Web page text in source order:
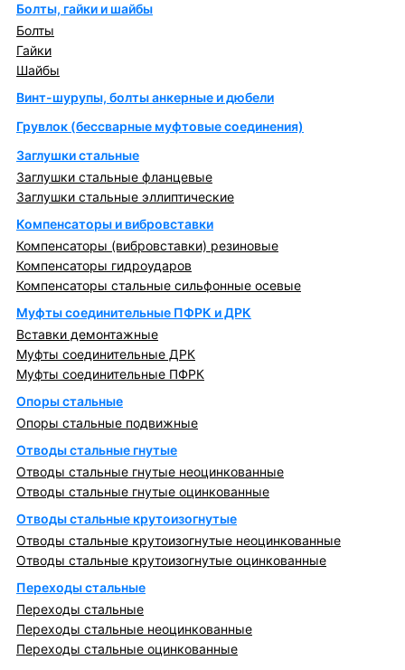
Болты, гайки и шайбы
Болты
Гайки
Шайбы
Винт-шурупы, болты анкерные и дюбели
Грувлок (бессварные муфтовые соединения)
Заглушки стальные
Заглушки стальные фланцевые
Заглушки стальные эллиптические
Компенсаторы и вибровставки
Компенсаторы (вибровставки) резиновые
Компенсаторы гидроударов
Компенсаторы стальные сильфонные осевые
Муфты соединительные ПФРК и ДРК
Вставки демонтажные
Муфты соединительные ДРК
Муфты соединительные ПФРК
Опоры стальные
Опоры стальные подвижные
Отводы стальные гнутые
Отводы стальные гнутые неоцинкованные
Отводы стальные гнутые оцинкованные
Отводы стальные крутоизогнутые
Отводы стальные крутоизогнутые неоцинкованные
Отводы стальные крутоизогнутые оцинкованные
Переходы стальные
Переходы стальные
Переходы стальные неоцинкованные
Переходы стальные оцинкованные